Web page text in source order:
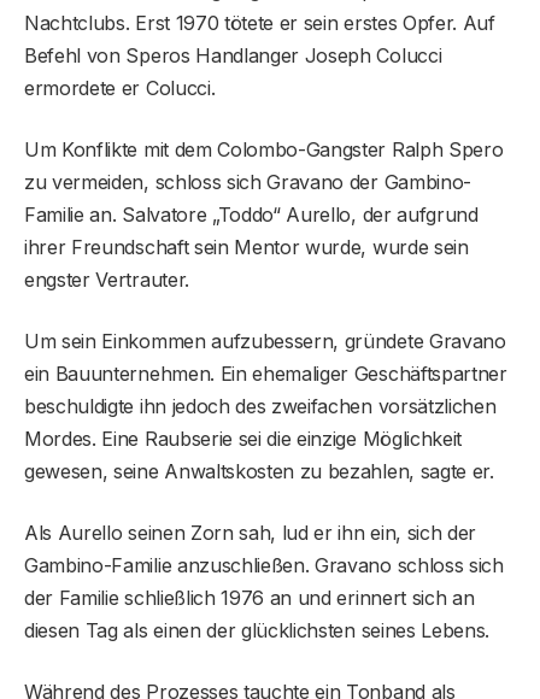
Nachtclubs. Erst 1970 tötete er sein erstes Opfer. Auf
Befehl von Speros Handlanger Joseph Colucci
ermordete er Colucci.
Um Konflikte mit dem Colombo-Gangster Ralph Spero
zu vermeiden, schloss sich Gravano der Gambino-
Familie an. Salvatore „Toddo“ Aurello, der aufgrund
ihrer Freundschaft sein Mentor wurde, wurde sein
engster Vertrauter.
Um sein Einkommen aufzubessern, gründete Gravano
ein Bauunternehmen. Ein ehemaliger Geschäftspartner
beschuldigte ihn jedoch des zweifachen vorsätzlichen
Mordes. Eine Raubserie sei die einzige Möglichkeit
gewesen, seine Anwaltskosten zu bezahlen, sagte er.
Als Aurello seinen Zorn sah, lud er ihn ein, sich der
Gambino-Familie anzuschließen. Gravano schloss sich
der Familie schließlich 1976 an und erinnert sich an
diesen Tag als einen der glücklichsten seines Lebens.
Während des Prozesses tauchte ein Tonband als